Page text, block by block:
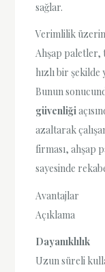
sağlar.
Verimlilik
Ahşap paletler,
hızlı bir şekilde
Bunun
güvenliği
azaltarak
firması, ahşap
sayesinde
Avantajlar
Açıklama
Dayanıklılık
Uzun süreli